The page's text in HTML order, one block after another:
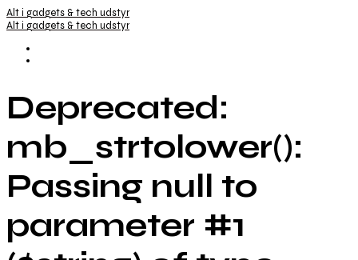
Alt i gadgets & tech udstyr
Alt i gadgets & tech udstyr
Deprecated:
mb_strtolower():
Passing null to
parameter #1